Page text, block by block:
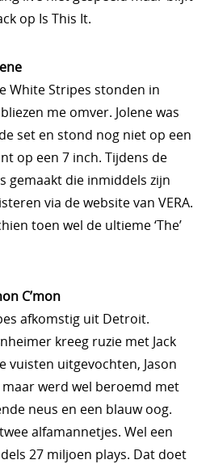
op Is This It.
White Stripes stonden in
me omver. Jolene was
set en stond nog niet op een
op een 7 inch. Tijdens de
gemaakt die inmiddels zijn
via de website van VERA.
toen wel de ultieme ‘The’
C’mon
afkomstig uit Detroit.
kreeg ruzie met Jack
vuisten uitgevochten, Jason
werd wel beroemd met
neus en een blauw oog.
alfamannetjes. Wel een
27 miljoen plays. Dat doet